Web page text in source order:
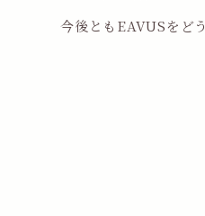
今後ともEAVUSをど